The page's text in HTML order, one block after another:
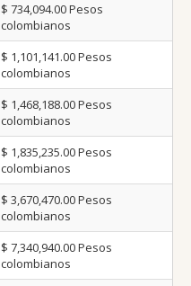
$ 734,094.00Pesos
colombianos
$ 1,101,141.00Pesos
colombianos
$ 1,468,188.00Pesos
colombianos
$ 1,835,235.00Pesos
colombianos
$ 3,670,470.00Pesos
colombianos
$ 7,340,940.00Pesos
colombianos